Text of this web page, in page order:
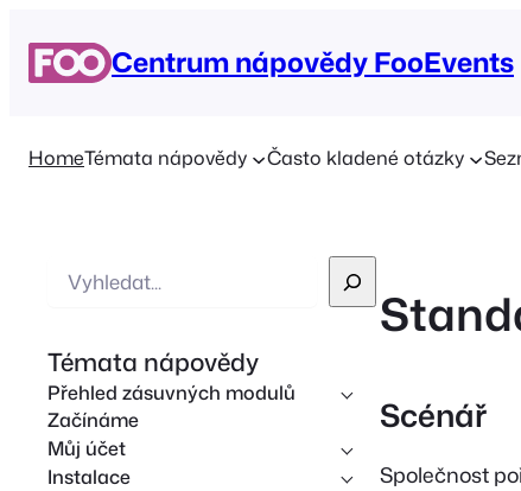
Centrum nápovědy FooEvents
HomeTémata nápovědy Často kladené otázky
e
d
á
Témata nápovědy
Přehled zásuvných modulů
Začínáme
Můj účet
Instalace
Scénář
Společnost